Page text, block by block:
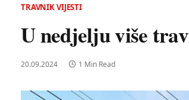
TRAVNIK VIJESTI
U nedjelju više
20.09.2024 1 Min Read